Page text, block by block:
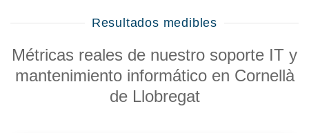
Resultados medibles
Métricas reales de nuestro soporte IT y
mantenimiento informático en Cornellà
de Llobregat